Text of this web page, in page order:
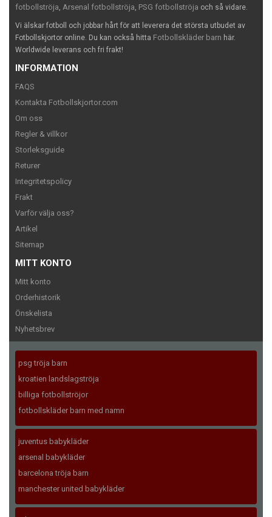
fotbollströja Arsenal fotbollströja PSG fotbollströja och så vidare.
Vi älskar fotboll och jobbar hårt för att leverera det största utbudet av
Fotbollskjortor online. Du kan också hitta Fotbollskläder barn här.
Worldwide leverans och fri frakt!
INFORMATION
FAQS
Kontakta Fotbollskjortor.com
Om oss
Regler & villkor
Storleksguide
Returer
Integritetspolicy
Frakt
Varför välja oss?
Artikel
Sitemap
MITT KONTO
Mitt konto
Orderhistorik
Önskelista
Nyhetsbrev
psg tröja barn
kroatien landslagströja
billiga fotbollströjor
fotbollskläder barn med namn
juventus babykläder
arsenal babykläder
barcelona tröja barn
manchester united babykläder